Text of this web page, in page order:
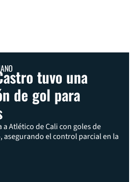
tuvo una
de gol para
Atlético de Cali con goles de
asegurando el control parcial en la